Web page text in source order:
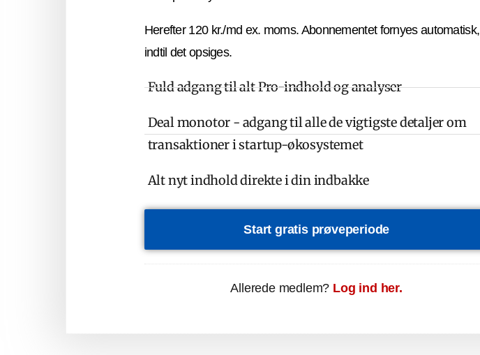
Herefter 120 kr./md ex. moms. Abonnementet fornyes automatisk,
indtil det opsiges.
Fuld adgang til alt Pro-indhold og analyser
Deal monotor - adgang til alle de vigtigste detaljer om
transaktioner i startup-økosystemet
Alt nyt indhold direkte i din indbakke
Start gratis prøveperiode
Allerede medlem? Log ind her.